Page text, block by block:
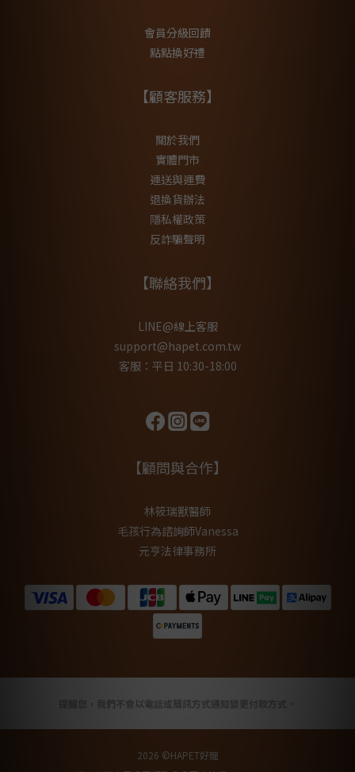
會員分級回饋
點點換好禮
【顧客服務】
關於我們
實體門市
運送與運費
退換貨辦法
隱私權政策
反詐騙聲明
【聯絡我們】
LINE@線上客服
support@hapet.com.tw
客服：平日 10:30-18:00
【顧問與合作】
林筱瑞獸醫師
毛孩行為諮詢師Vanessa
元亨法律事務所
提醒您，我們不會以電話或簡訊方式通知變更付款方式。
2026 ©HAPET好寵